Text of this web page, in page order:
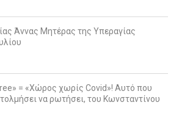
Άννας Μητέρας της Υπεραγίας
= «Χώρος χωρίς Covid»! Αυτό που
τολμήσει να ρωτήσει, του Κωνσταντίνου